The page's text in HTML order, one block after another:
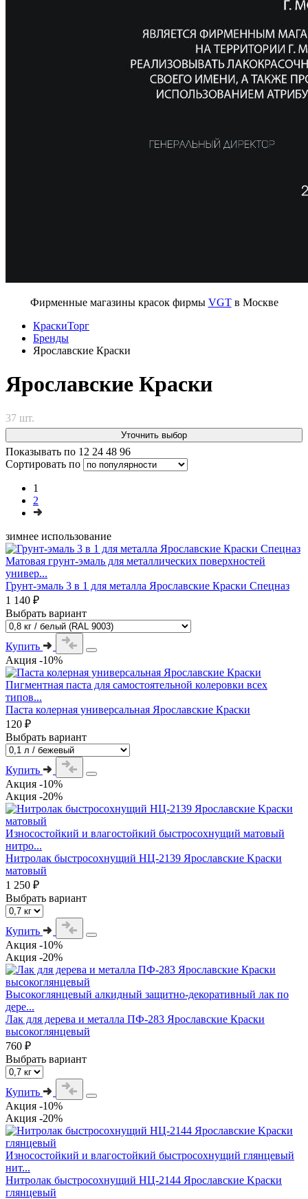
Фирменные магазины красок фирмы VGTв Москве
КраскиТорг
Бренды
Ярославские Краски
Ярославские Краски
37 шт.
Уточнить выбор
Показывать по 12 24 48 96
Сортировать по
1
2
зимнее использование
Матовая грунт-эмаль для металлических поверхностей
универ...
Грунт-эмаль 3 в 1 для металла Ярославские Краски Спецназ
1 140 ₽
Выбрать вариант
Купить
Акция -10%
Пигментная паста для самостоятельной колеровки всех
типов...
Паста колерная универсальная Ярославские Краски
120 ₽
Выбрать вариант
Купить
Акция -10%
Акция -20%
Износостойкий и влагостойкий быстросохнущий матовый
нитро...
Нитролак быстросохнущий НЦ-2139 Ярославские Kраски
матовый
1 250 ₽
Выбрать вариант
Купить
Акция -10%
Акция -20%
Высокоглянцевый алкидный защитно-декоративный лак по
дере...
Лак для дерева и металла ПФ-283 Ярославские Краски
высокоглянцевый
760 ₽
Выбрать вариант
Купить
Акция -10%
Акция -20%
Износостойкий и влагостойкий быстросохнущий глянцевый
нит...
Нитролак быстросохнущий НЦ-2144 Ярославские Kраски
глянцевый